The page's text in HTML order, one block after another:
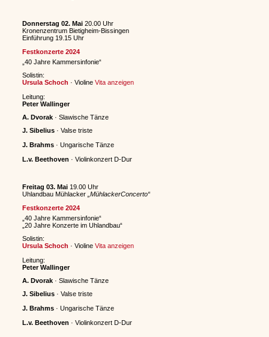
Donnerstag 02. Mai 20.00 Uhr
Kronenzentrum Bietigheim-Bissingen
Einführung 19.15 Uhr
Festkonzerte 2024
„40 Jahre Kammersinfonie“
Solistin:
Ursula Schoch · Violine Vita anzeigen
Leitung:
Peter Wallinger
A. Dvorak· Slawische Tänze
J. Sibelius· Valse triste
J. Brahms· Ungarische Tänze
L.v. Beethoven · Violinkonzert D-Dur
Freitag 03. Mai19.00 Uhr
Uhlandbau Mühlacker„MühlackerConcerto“
Festkonzerte 2024
„40 Jahre Kammersinfonie“
„20 Jahre Konzerte im Uhlandbau“
Solistin:
Ursula Schoch · Violine Vita anzeigen
Leitung:
Peter Wallinger
A. Dvorak· Slawische Tänze
J. Sibelius· Valse triste
J. Brahms· Ungarische Tänze
L.v. Beethoven · Violinkonzert D-Dur